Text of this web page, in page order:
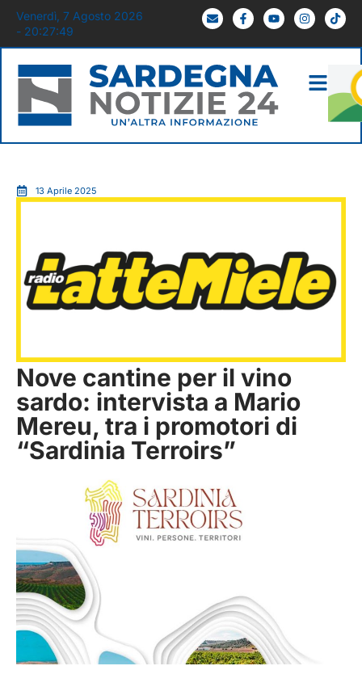
Venerdì, 7 Agosto 2026
- 20:27:50
13 Aprile 2025
Nove cantine per il vino
sardo: intervista a Mario
Mereu, tra i promotori di
“Sardinia Terroirs”